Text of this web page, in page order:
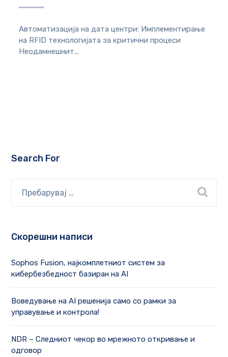
Автоматизација на дата центри: Имплементирање
на RFID технологијата за критични процеси
Неодамнешнит...
Search For
Скорешни написи
Sophos Fusion, најкомплетниот систем за
кибербезбедност базиран на AI
Воведување на AI решенија само со рамки за
управување и контрола!
NDR – Следниот чекор во мрежното откривање и
одговор